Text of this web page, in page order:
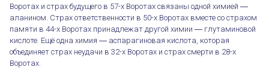
Воротах и страх будущего в 57-х Воротах связаны одной химией ―
аланином. Страх ответственности в 50-х Воротах вместе со страхом
памяти в 44-х Воротах принадлежат другой химии ― глутаминовой
кислоте. Ещё одна химия ― аспарагиновая кислота, которая
объединяет страх неудачи в 32-х Воротах и страх смерти в 28-х
Воротах.